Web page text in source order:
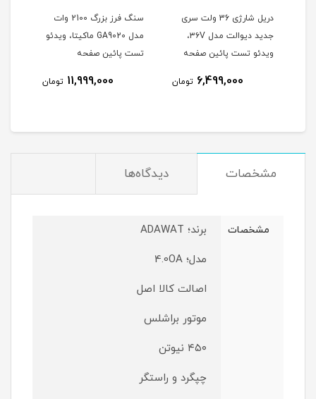
دریل شارژی 36 ولت سری
جدید دیوالت مدل ۳۶V،
ویدئو تست پائین صفحه
6,499,000 تومان
سنگ فرز بزرگ 2100 وات
مدل GA9020 ماکیتا، ویدئو
تست پائین صفحه
11,999,000 تومان
مشخصات دیدگاه‌ها
مشخصات
برند؛ ADAWAT
مدل؛ 4.0OA
اصالت کالا اصل
موتور براشلس
۴۵۰ نیوتن
چپگرد و راستگر